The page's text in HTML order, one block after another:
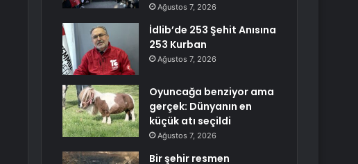
Ağustos 7, 2026
İdlib’de 253 Şehit Anısına
253 Kurban
Ağustos 7, 2026
Oyuncağa benziyor ama
gerçek: Dünyanın en
küçük atı seçildi
Ağustos 7, 2026
Bir şehir resmen